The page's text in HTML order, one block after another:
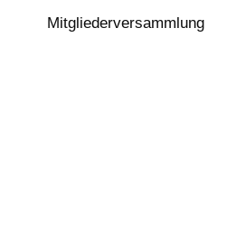
Mitgliederversammlung